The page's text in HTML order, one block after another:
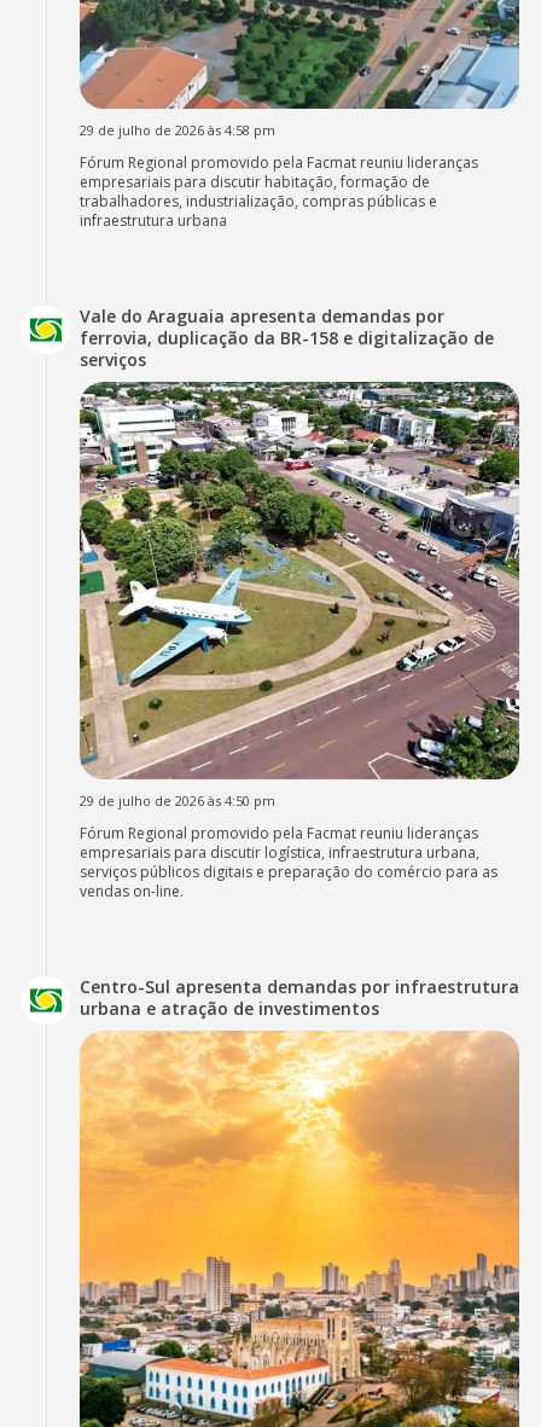
29 de julho de 2026 às 4:58 pm
Fórum Regional promovido pela Facmat reuniu lideranças
empresariais para discutir habitação, formação de
trabalhadores, industrialização, compras públicas e
infraestrutura urbana
Vale do Araguaia apresenta demandas por
ferrovia, duplicação da BR-158 e digitalização de
serviços
29 de julho de 2026 às 4:50 pm
Fórum Regional promovido pela Facmat reuniu lideranças
empresariais para discutir logística, infraestrutura urbana,
serviços públicos digitais e preparação do comércio para as
vendas on-line.
Centro-Sul apresenta demandas por infraestrutura
urbana e atração de investimentos